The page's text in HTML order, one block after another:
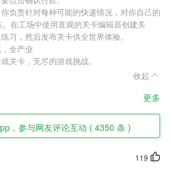
负责针对每种可能的快递情况，对你自己的
在工场中使用直观的关卡编辑器创建关
习，然后发布关卡供全世界体验。
全产业
关卡，无尽的游戏挑战。
收起
更多
，参与网友评论互动 ( 4350 条 )
119